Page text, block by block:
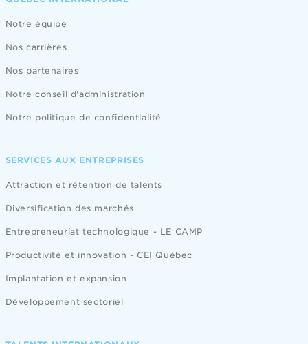
Notre équipe
Nos carrières
Nos partenaires
Notre conseil d'administration
Notre politique de confidentialité
SERVICES AUX ENTREPRISES
Attraction et rétention de talents
Diversification des marchés
Entrepreneuriat technologique - LE CAMP
Productivité et innovation - CEI Québec
Implantation et expansion
Développement sectoriel